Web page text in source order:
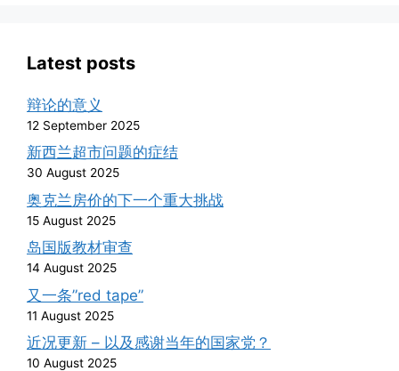
Latest posts
辩论的意义
12 September 2025
新西兰超市问题的症结
30 August 2025
奥克兰房价的下一个重大挑战
15 August 2025
岛国版教材审查
14 August 2025
又一条”red tape”
11 August 2025
近况更新 – 以及感谢当年的国家党？
10 August 2025